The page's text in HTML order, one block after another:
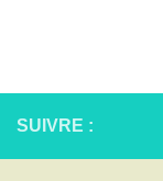
SUIVRE :